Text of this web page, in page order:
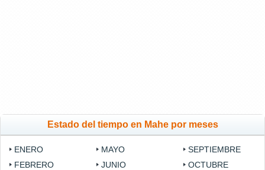
Estado del tiempo en Mahe por meses
ENERO
FEBRERO
MAYO
JUNIO
SEPTIEMBRE
OCTUBRE